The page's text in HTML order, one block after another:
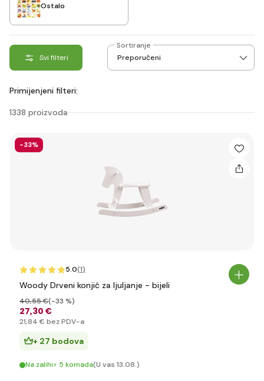
Ostalo
Svi filteri
Sortiranje
Primijenjeni filteri:
1338 proizvoda
-33%
5.0(1)
Woody Drveni konjić za ljuljanje - bijeli
27,30 €
40,55 €(-33 %)
21,84 € bez PDV-a
+ 27 bodova
Na zalihi> 5 komada(U vas 13.08.)